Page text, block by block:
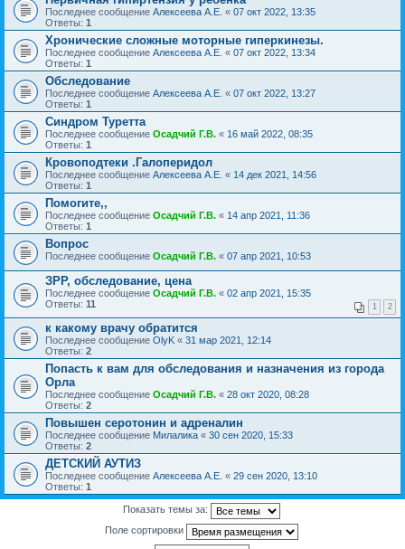
Последнее сообщение Алексеева А.Е. « 07 окт 2022, 13:35
Ответы: 1
Хронические сложные моторные гиперкинезы.
Последнее сообщение Алексеева А.Е. « 07 окт 2022, 13:34
Ответы: 1
Обследование
Последнее сообщение Алексеева А.Е. « 07 окт 2022, 13:27
Ответы: 1
Синдром Туретта
Последнее сообщение Осадчий Г.В. « 16 май 2022, 08:35
Ответы: 1
Кровоподтеки .Галоперидол
Последнее сообщение Алексеева А.Е. « 14 дек 2021, 14:56
Ответы: 1
Помогите,,
Последнее сообщение Осадчий Г.В. « 14 апр 2021, 11:36
Ответы: 1
Вопрос
Последнее сообщение Осадчий Г.В. « 07 апр 2021, 10:53
ЗРР, обследование, цена
Последнее сообщение Осадчий Г.В. « 02 апр 2021, 15:35
Ответы: 11 1 2
к какому врачу обратится
Последнее сообщение OlyK « 31 мар 2021, 12:14
Ответы: 2
Попасть к вам для обследования и назначения из города
Орла
Последнее сообщение Осадчий Г.В. « 28 окт 2020, 08:28
Ответы: 2
Повышен серотонин и адреналин
Последнее сообщение Милалика « 30 сен 2020, 15:33
Ответы: 2
ДЕТСКИЙ АУТИЗ
Последнее сообщение Алексеева А.Е. « 29 сен 2020, 13:10
Ответы: 1
Показать темы за:
Поле сортировки